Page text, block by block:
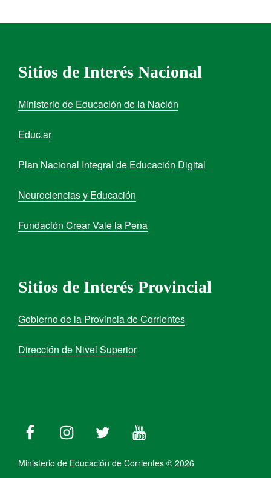
Sitios de Interés Nacional
Ministerio de Educación de la Nación
Educ.ar
Plan Nacional Integral de Educación Digital
Neurociencias y Educación
Fundación Crear Vale la Pena
Sitios de Interés Provincial
Gobierno de la Provincia de Corrientes
Dirección de Nivel Superior
Ministerio de Educación de Corrientes © 2026